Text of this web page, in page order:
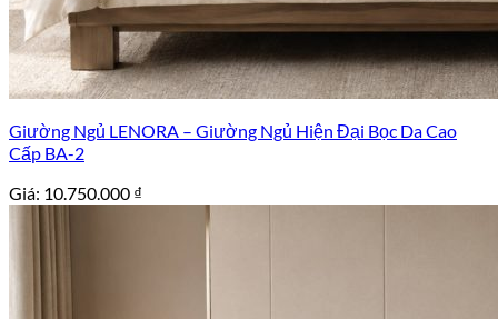
Giường Ngủ LENORA – Giường Ngủ Hiện Đại Bọc Da Cao
Cấp BA-2
Giá: 10.750.000 ₫